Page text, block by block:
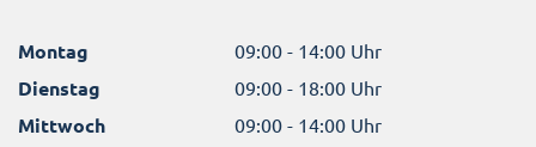
Montag 09:00 - 14:00 Uhr
Dienstag 09:00 - 18:00 Uhr
Mittwoch 09:00 - 14:00 Uhr